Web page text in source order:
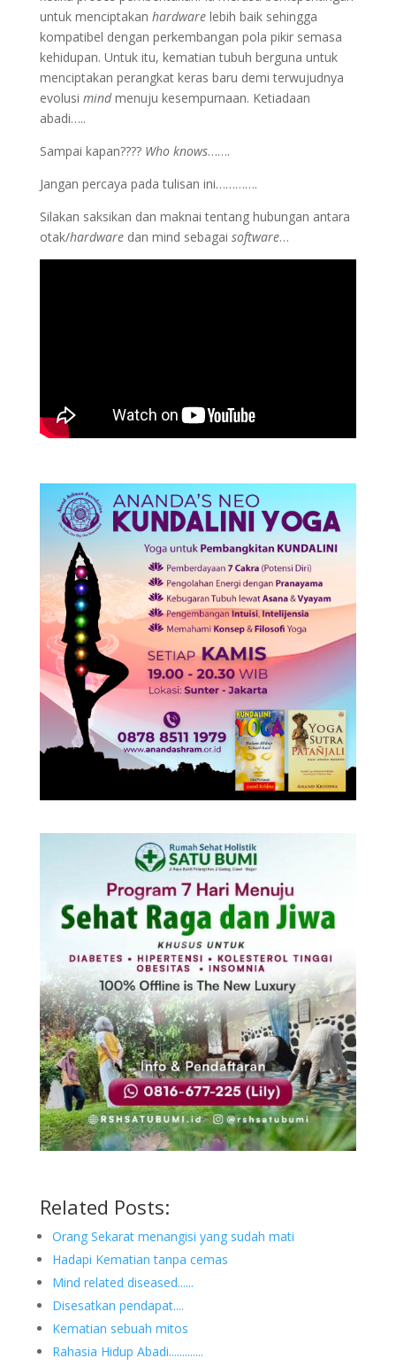
untuk menciptakan hardwarelebih baik sehingga
kompatibel dengan perkembangan pola pikir semasa
kehidupan. Untuk itu, kematian tubuh berguna untuk
menciptakan perangkat keras baru demi terwujudnya
evolusi mindmenuju kesempurnaan. Ketiadaan
abadi…..
Sampai kapan???? Who knows…….
Jangan percaya pada tulisan ini………….
Silakan saksikan dan maknai tentang hubungan antara
otak/hardwaredan mind sebagai software…
Related Posts:
Orang Sekarat menangisi yang sudah mati
Hadapi Kematian tanpa cemas
Mind related diseased......
Disesatkan pendapat....
Kematian sebuah mitos
Rahasia Hidup Abadi.............